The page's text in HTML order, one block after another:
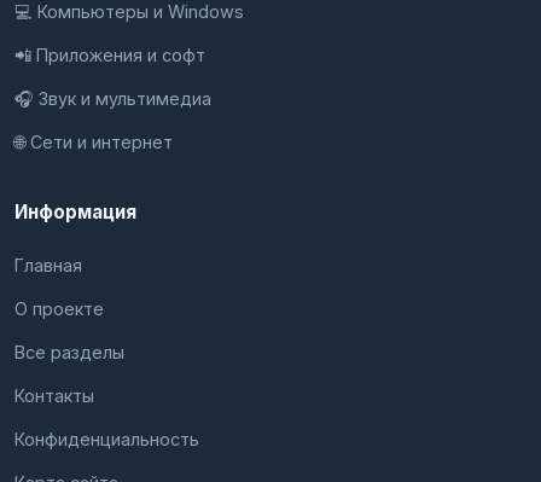
💻 Компьютеры и Windows
📲 Приложения и софт
🎧 Звук и мультимедиа
🌐 Сети и интернет
Информация
Главная
О проекте
Все разделы
Контакты
Конфиденциальность